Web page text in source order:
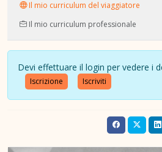
Il mio curriculum del viaggiatore
Il mio curriculum professionale
Devi effettuare il login per vedere i
Iscrizione Iscriviti